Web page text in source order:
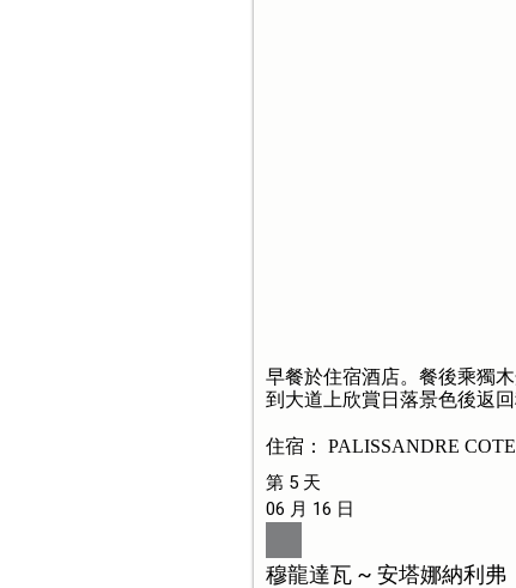
早餐於住宿酒店。餐後乘獨
到大道上欣賞日落景色後返
住宿： PALISSANDRE
第 5 天
06 月 16 日
穆龍達瓦 ~ 安塔娜納利弗